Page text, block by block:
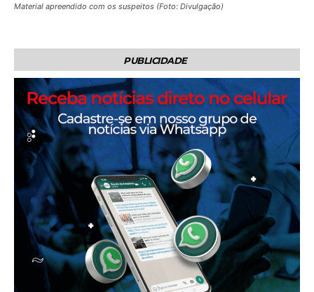
Material apreendido com os suspeitos (Foto: Divulgação)
PUBLICIDADE